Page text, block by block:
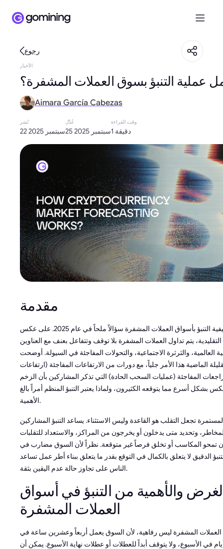
رجوع
الأخبار
عملية التنبؤ بسوق العملات المشفرة؟
Aimara García Cabezas
نُشر
22 سبتمبر 2025
عُدِّل
25 سبتمبر 2025
وقت القراءة
1 دقيقة
مقدمة
أصبحت كيفية التنبؤ بأسواق العملات المشفرة سؤالاً ملحاً في عام 2025. على عكس
يتم تداول العملات المشفرة بلا توقف وتتفاعل بعنف مع العناوين
العالمية، والثرثرة الاجتماعية، والتحولات المفاجئة في السيولة. أوضحت
الماضية هذا الأمر جلياً، مع دورات من الارتفاعات المفاجئة (ارتفاعات
المفاجئة (عمليات السحب الحادة) التي تذكر المشاركين بأن الزخم
بشكل أسرع مما يتوقعه الكثيرون، ولماذا يعتبر التنبؤ المنظم أمراً بالغ
الأهمية.
تجعل التقلب هو القاعدة وليس الاستثناء. يساعد التنبؤ المشاركين
وتحديد متى يدخلون أو يخرجون من المراكز، والاستعداد للتقلبات
تمحو المكاسب أو تخلق فرصاً غير متوقعة. نظراً لأن السوق مضارب في
الدقيق لا يتعلق بالكمال في التوقع بقدر ما يتعلق ببناء أطر عمل تساعد
الناس على تجاوز حالة عدم اليقين بثقة.
والأهمية من التنبؤ في أسواق
العملات المشفرة
العملات المشفرة ليس رفاهية، لأن السوق يعمل أربعاً وعشرين ساعة في
في الأسبوع، ولا يتوقف أبداً للعطلات أو عطلات نهاية الأسبوع. يمكن أن